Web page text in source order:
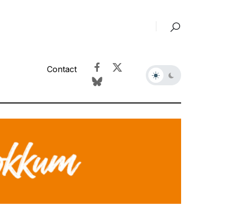
Contact